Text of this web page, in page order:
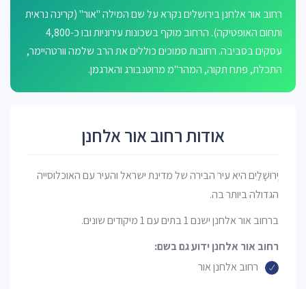
רחוב אור אלחנן בירושלים נקרא על שם המילה "אור" (קרינה נראית
ותחום האופטיקה). הרחוב מוקף בשכונות עירוניות ובו כ-4,800
עסקים בסביבה. רחובות סמוכים כוללים את הרב שלמה וורטהיימר,
התכלת, פתח תקוה, המהר"מ מרוטנבורג והארגמן.
אודות רחוב אור אלחנן
יְרוּשָׁלַיִם היא עיר הבירה של מדינת ישראל והעיר עם האוכלוסייה
הגדולה ביותר בה.
ברחוב אור אלחנן ישנם 1 בתים עם 1 מיקודים שונים.
רחוב אור אלחנן ידוע גם בשם:
רחוב אלחנן אור